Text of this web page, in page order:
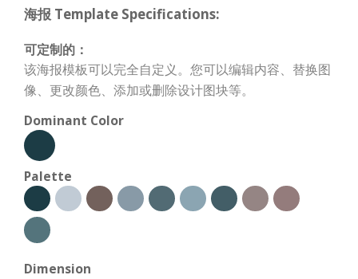
海报 Template Specifications:
可定制的：
该海报模板可以完全自定义。您可以编辑内容、替换图
像、更改颜色、添加或删除设计图块等。
Dominant Color
Palette
Dimension